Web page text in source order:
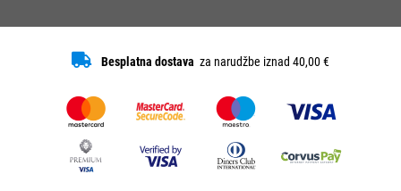
Besplatna dostava za narudžbe iznad 40,00 €